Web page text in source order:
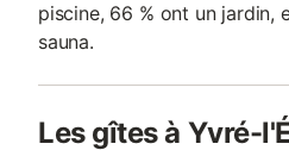
piscine, 66 % ont un jardin,
sauna.
Les gîtes à Yvré-